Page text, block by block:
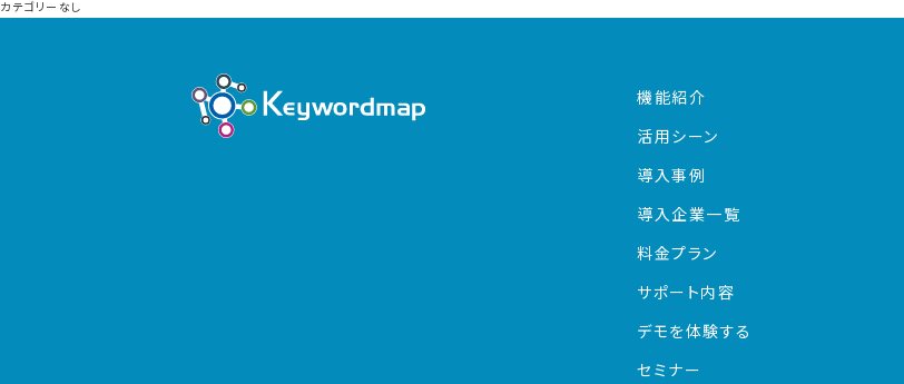
カテゴリーなし
機能紹介
活用シーン
導入事例
導入企業一覧
料金プラン
サポート内容
デモを体験する
セミナー